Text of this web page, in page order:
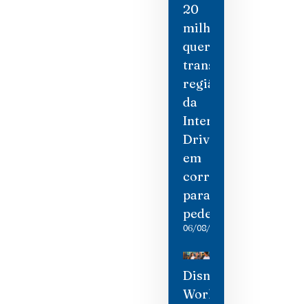
20
milhões
quer
transformar
região
da
International
Drive
em
corredor
para
pedestres
06/08/2026
Disney
World